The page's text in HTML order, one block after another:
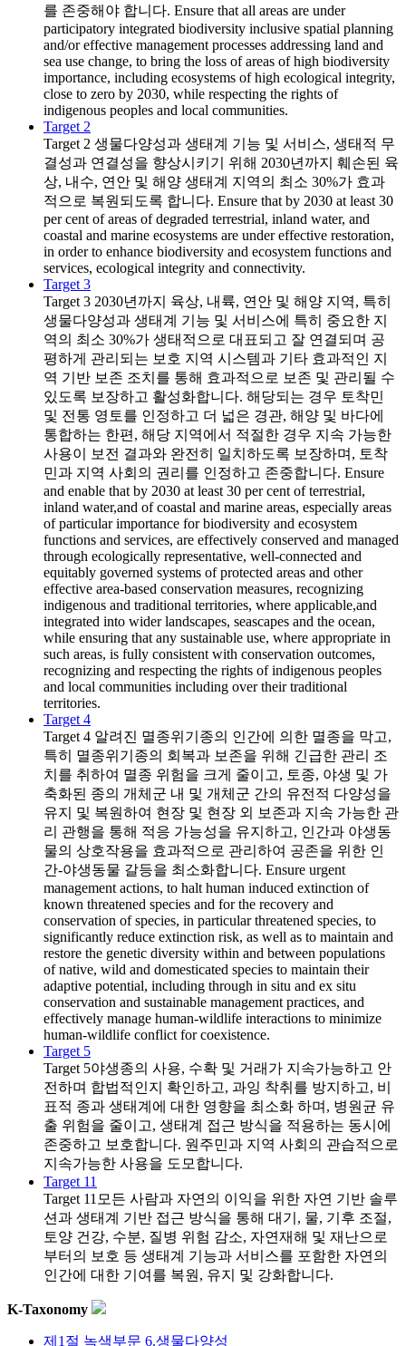
를 존중해야 합니다. Ensure that all areas are under
participatory integrated biodiversity inclusive spatial planning
and/or effective management processes addressing land and
sea use change, to bring the loss of areas of high biodiversity
importance, including ecosystems of high ecological integrity,
close to zero by 2030, while respecting the rights of
indigenous peoples and local communities.
Target 2
Target 2 생물다양성과 생태계 기능 및 서비스, 생태적 무
결성과 연결성을 향상시키기 위해 2030년까지 훼손된 육
상, 내수, 연안 및 해양 생태계 지역의 최소 30%가 효과
적으로 복원되도록 합니다. Ensure that by 2030 at least 30
per cent of areas of degraded terrestrial, inland water, and
coastal and marine ecosystems are under effective restoration,
in order to enhance biodiversity and ecosystem functions and
services, ecological integrity and connectivity.
Target 3
Target 3 2030년까지 육상, 내륙, 연안 및 해양 지역, 특히
생물다양성과 생태계 기능 및 서비스에 특히 중요한 지
역의 최소 30%가 생태적으로 대표되고 잘 연결되며 공
평하게 관리되는 보호 지역 시스템과 기타 효과적인 지
역 기반 보존 조치를 통해 효과적으로 보존 및 관리될 수
있도록 보장하고 활성화합니다. 해당되는 경우 토착민
및 전통 영토를 인정하고 더 넓은 경관, 해양 및 바다에
통합하는 한편, 해당 지역에서 적절한 경우 지속 가능한
사용이 보전 결과와 완전히 일치하도록 보장하며, 토착
민과 지역 사회의 권리를 인정하고 존중합니다. Ensure
and enable that by 2030 at least 30 per cent of terrestrial,
inland water,and of coastal and marine areas, especially areas
of particular importance for biodiversity and ecosystem
functions and services, are effectively conserved and managed
through ecologically representative, well-connected and
equitably governed systems of protected areas and other
effective area-based conservation measures, recognizing
indigenous and traditional territories, where applicable,and
integrated into wider landscapes, seascapes and the ocean,
while ensuring that any sustainable use, where appropriate in
such areas, is fully consistent with conservation outcomes,
recognizing and respecting the rights of indigenous peoples
and local communities including over their traditional
territories.
Target 4
Target 4 알려진 멸종위기종의 인간에 의한 멸종을 막고,
특히 멸종위기종의 회복과 보존을 위해 긴급한 관리 조
치를 취하여 멸종 위험을 크게 줄이고, 토종, 야생 및 가
축화된 종의 개체군 내 및 개체군 간의 유전적 다양성을
유지 및 복원하여 현장 및 현장 외 보존과 지속 가능한 관
리 관행을 통해 적응 가능성을 유지하고, 인간과 야생동
물의 상호작용을 효과적으로 관리하여 공존을 위한 인
간-야생동물 갈등을 최소화합니다. Ensure urgent
management actions, to halt human induced extinction of
known threatened species and for the recovery and
conservation of species, in particular threatened species, to
significantly reduce extinction risk, as well as to maintain and
restore the genetic diversity within and between populations
of native, wild and domesticated species to maintain their
adaptive potential, including through in situ and ex situ
conservation and sustainable management practices, and
effectively manage human-wildlife interactions to minimize
human-wildlife conflict for coexistence.
Target 5
Target 5야생종의 사용, 수확 및 거래가 지속가능하고 안
전하며 합법적인지 확인하고, 과잉 착취를 방지하고, 비
표적 종과 생태계에 대한 영향을 최소화 하며, 병원균 유
출 위험을 줄이고, 생태계 접근 방식을 적용하는 동시에
존중하고 보호합니다. 원주민과 지역 사회의 관습적으로
지속가능한 사용을 도모합니다.
Target 11
Target 11 모든 사람과 자연의 이익을 위한 자연 기반 솔루
션과 생태계 기반 접근 방식을 통해 대기, 물, 기후 조절,
토양 건강, 수분, 질병 위험 감소, 자연재해 및 재난으로
부터의 보호 등 생태계 기능과 서비스를 포함한 자연의
인간에 대한 기여를 복원, 유지 및 강화합니다.
K-Taxonomy
제1절 녹색부문 6.생물다양성